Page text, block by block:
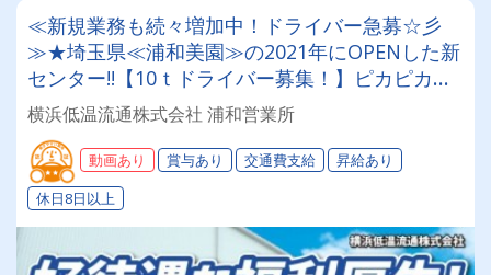
≪新規業務も続々増加中！ドライバー急募☆彡
≫★埼玉県≪浦和美園≫の2021年にOPENした新
センター!!【10ｔドライバー募集！】ピカピカの
新たな営業所でお仕事しませんか？
横浜低温流通株式会社 浦和営業所
動画あり 賞与あり 交通費支給
昇給あり
休日8日以上